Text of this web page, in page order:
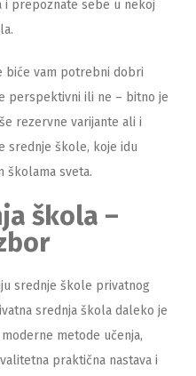
i prepoznate sebe u nekoj
biće vam potrebni dobri
perspektivni ili ne – bitno je
rezervne varijante ali i
srednje škole, koje idu
školama sveta.
škola –
srednje škole privatnog
srednja škola daleko je
metode učenja,
praktična nastava i